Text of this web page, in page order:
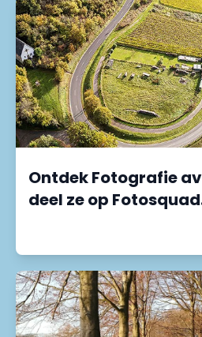
Ontdek Fotografie
deel ze op